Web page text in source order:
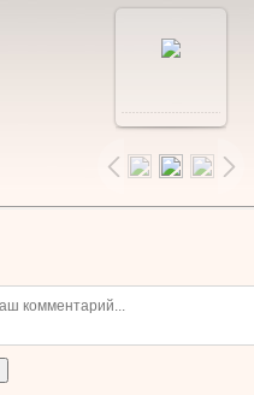
размере